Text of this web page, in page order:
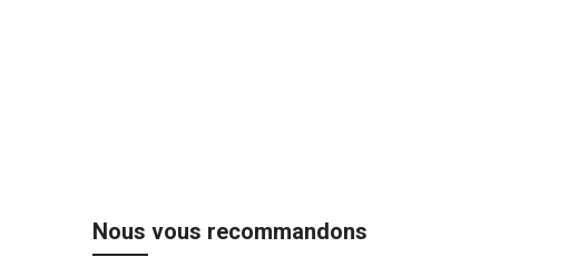
Nous vous recommandons